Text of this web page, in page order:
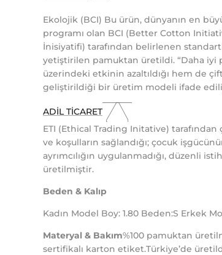
Ekolojik (BCI) Bu ürün, dünyanın en
programı olan BCI (Better Cotton
İnisiyatifi) tarafından belirlenen
yetiştirilen pamuktan üretildi. “Daha iyi
üzerindeki etkinin azaltıldığı hem de
geliştirildiği bir üretim modeli ifade
ADİL TİCARET
ETI (Ethical Trading Initative)
ve koşulların sağlandığı; çocuk
ayrımcılığın uygulanmadığı, düzenli
üretilmiştir.
Beden & Kalıp
Kadın Model Boy: 1.80 Beden:S Erkek
Materyal & Bakım%100 pamuktan
sertifikalı karton etiket.Türkiye’de